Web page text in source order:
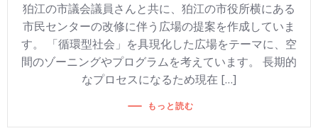
狛江の市議会議員さんと共に、狛江の市役所横にある
市民センターの改修に伴う広場の提案を作成していま
す。 「循環型社会」を具現化した広場をテーマに、空
間のゾーニングやプログラムを考えています。 長期的
なプロセスになるため現在 […]
もっと読む